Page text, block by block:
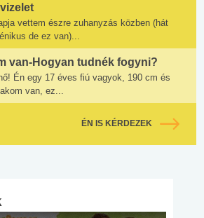
vettem észre zuhanyzás közben (hát
de ez van)...
van-Hogyan tudnék fogyni?
Én egy 17 éves fiú vagyok, 190 cm és
van, ez...
ÉN IS KÉRDEZEK